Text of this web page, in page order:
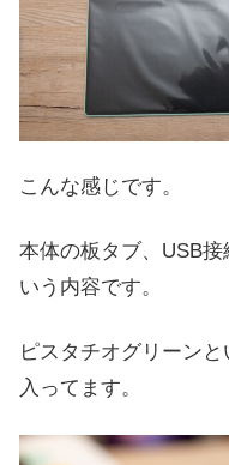
こんな感じです。
本体の板タブ、USB
いう内容です。
ピスタチオグリーン
入ってます。